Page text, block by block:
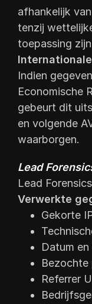
afhankelijk
tenzij
toepassing
Indien
Economische
gebeurt dit
en volgende
waarborgen.
Lead
Lead
Verwerkte
Gekorte
Datum
Bezochte
Referrer